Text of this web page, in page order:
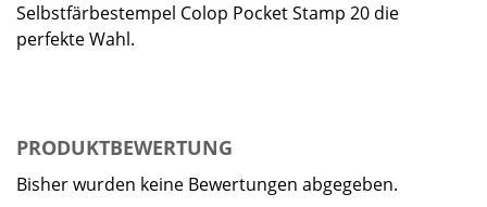
Selbstfärbestempel Colop Pocket Stamp 20 die
perfekte Wahl.
PRODUKTBEWERTUNG
Bisher wurden keine Bewertungen abgegeben.